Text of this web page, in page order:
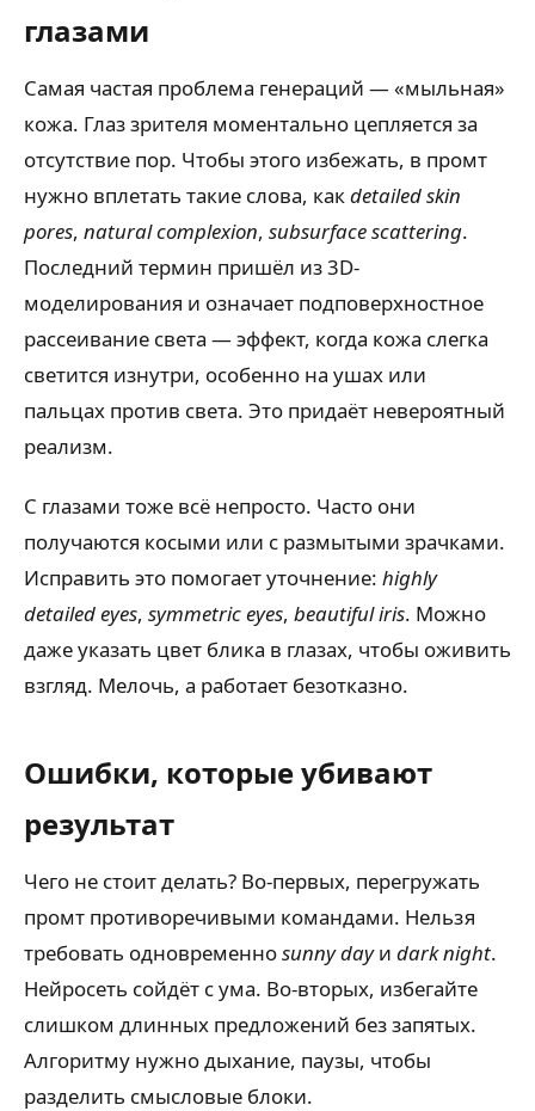
глазами
Самая частая проблема генераций — «мыльная»
кожа. Глаз зрителя моментально цепляется за
отсутствие пор. Чтобы этого избежать, в промт
нужно вплетать такие слова, как detailed skin
pores, natural complexion, subsurface scattering.
Последний термин пришёл из 3D-
моделирования и означает подповерхностное
рассеивание света — эффект, когда кожа слегка
светится изнутри, особенно на ушах или
пальцах против света. Это придаёт невероятный
реализм.
С глазами тоже всё непросто. Часто они
получаются косыми или с размытыми зрачками.
Исправить это помогает уточнение: highly
detailed eyes, symmetric eyes, beautiful iris. Можно
даже указать цвет блика в глазах, чтобы оживить
взгляд. Мелочь, а работает безотказно.
Ошибки, которые убивают
результат
Чего не стоит делать? Во-первых, перегружать
промт противоречивыми командами. Нельзя
требовать одновременноsunny dayи dark night.
Нейросеть сойдёт с ума. Во-вторых, избегайте
слишком длинных предложений без запятых.
Алгоритму нужно дыхание, паузы, чтобы
разделить смысловые блоки.